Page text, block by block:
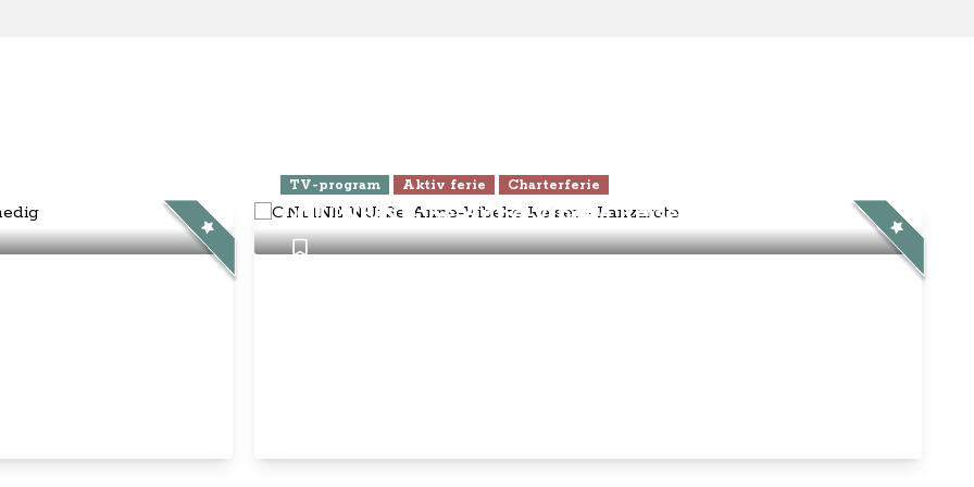
TV-program Aktiv ferie Charterferie
ONLINE NU: Se Anne-Vibeke Rejser - Lanzarote